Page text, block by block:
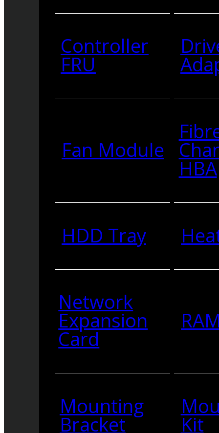
Controller
FRU
Fan Module
HBA
HDD Tray
Network
Expansion
Card
Mounting
Bracket Kit